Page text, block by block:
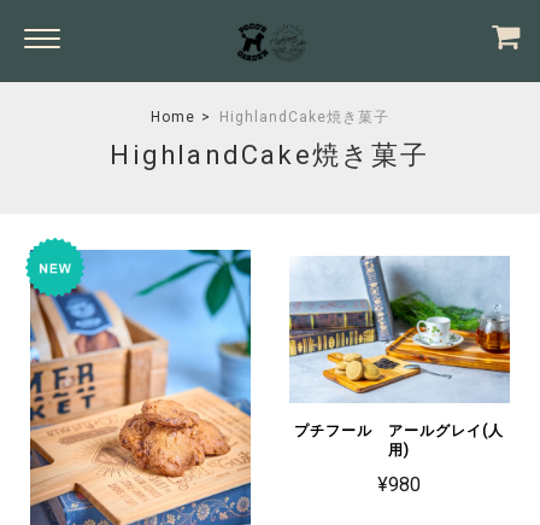
Home HighlandCake焼き菓子
HighlandCake焼き菓子
プチフール アールグレイ(人
用)
¥980